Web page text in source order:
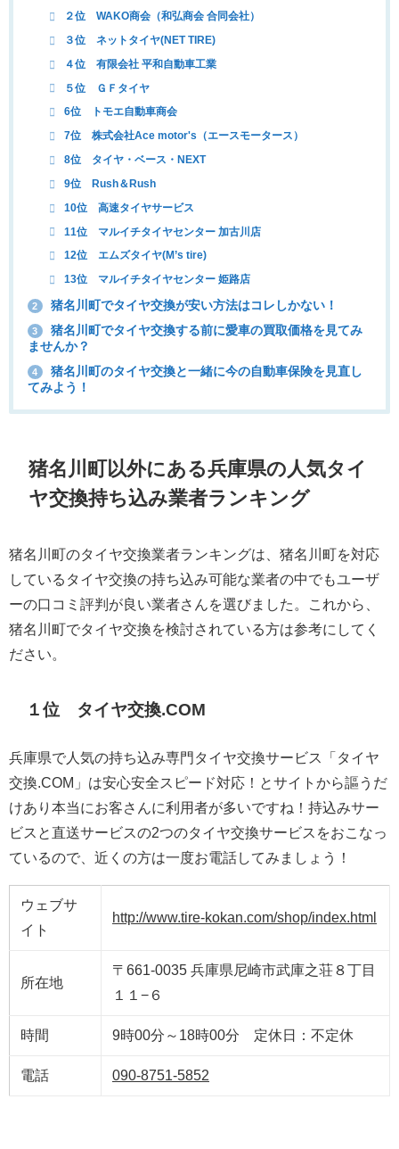
２位 WAKO商会（和弘商会 合同会社）
３位 ネットタイヤ(NET TIRE)
４位 有限会社 平和自動車工業
５位 ＧＦタイヤ
6位 トモエ自動車商会
7位 株式会社Ace motor's（エースモータース）
8位 タイヤ・ベース・NEXT
9位 Rush＆Rush
10位 高速タイヤサービス
11位 マルイチタイヤセンター 加古川店
12位 エムズタイヤ(M’s tire)
13位 マルイチタイヤセンター 姫路店
2 猪名川町でタイヤ交換が安い方法はコレしかない！
3
猪名川町でタイヤ交換する前に愛車の買取価格を見てみ
ませんか？
4
猪名川町のタイヤ交換と一緒に今の自動車保険を見直し
てみよう！
猪名川町以外にある兵庫県の人気タイ
ヤ交換持ち込み業者ランキング
猪名川町のタイヤ交換業者ランキングは、猪名川町を対応
しているタイヤ交換の持ち込み可能な業者の中でもユーザ
ーの口コミ評判が良い業者さんを選びました。これから、
猪名川町でタイヤ交換を検討されている方は参考にしてく
ださい。
１位 タイヤ交換.COM
兵庫県で人気の持ち込み専門タイヤ交換サービス「タイヤ
交換.COM」は安心安全スピード対応！とサイトから謳うだ
けあり本当にお客さんに利用者が多いですね！持込みサー
ビスと直送サービスの2つのタイヤ交換サービスをおこなっ
ているので、近くの方は一度お電話してみましょう！
ウェブサ
イト
http://www.tire-kokan.com/shop/index.html
所在地
〒661-0035 兵庫県尼崎市武庫之荘８丁目
１１−６
時間 9時00分～18時00分 定休日：不定休
電話 090-8751-5852